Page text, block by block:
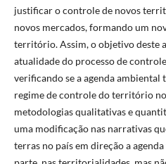
justificar o controle de novos
novos mercados, formando um
território. Assim, o objetivo deste
atualidade do processo de
verificando se a agenda
regime de controle do território
metodologias qualitativas e
uma modificação nas narrativas
terras no país em direção a